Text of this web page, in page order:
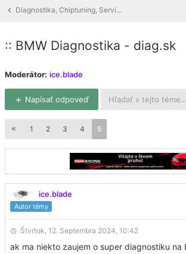
Diagnostika, Chiptuning, Servis, Detailing
:: BMW Diagnostika - diag.sk
Moderátor: ice.blade
Napísať odpoveď
1 2 3 4 5
ice.blade
Autor témy
Štvrtok, 12. Septembra 2024, 10:42
ak ma niekto zaujem o super diagnostiku na